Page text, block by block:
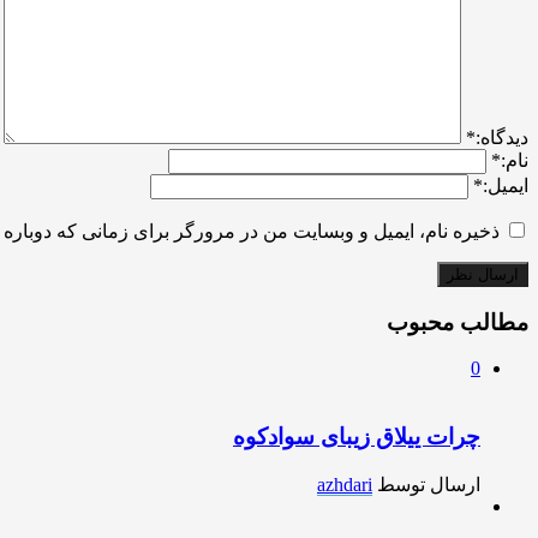
ديدگاه:*
نام:*
ایمیل:*
ذخیره نام، ایمیل و وبسایت من در مرورگر برای زمانی که
مطالب محبوب
0
چرات ییلاق زیبای سوادکوه
ارسال توسط azhdari